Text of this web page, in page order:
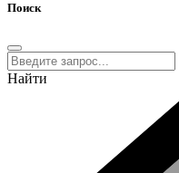
Поиск
Найти